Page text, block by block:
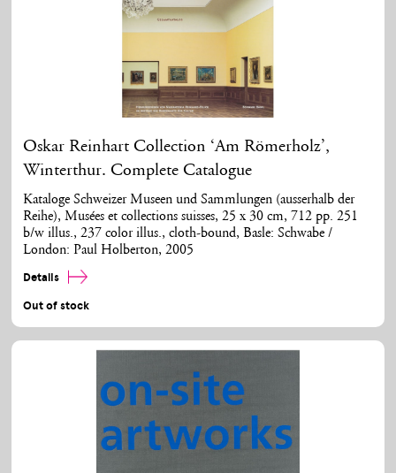
Oskar Reinhart Collection ‘Am Römerholz’,
Winterthur. Complete Catalogue
Kataloge Schweizer Museen und Sammlungen (ausserhalb der
Reihe), Musées et collections suisses, 25 x 30 cm, 712 pp. 251
b/w illus., 237 color illus., cloth-bound, Basle: Schwabe /
London: Paul Holberton, 2005
Details
Out of stock